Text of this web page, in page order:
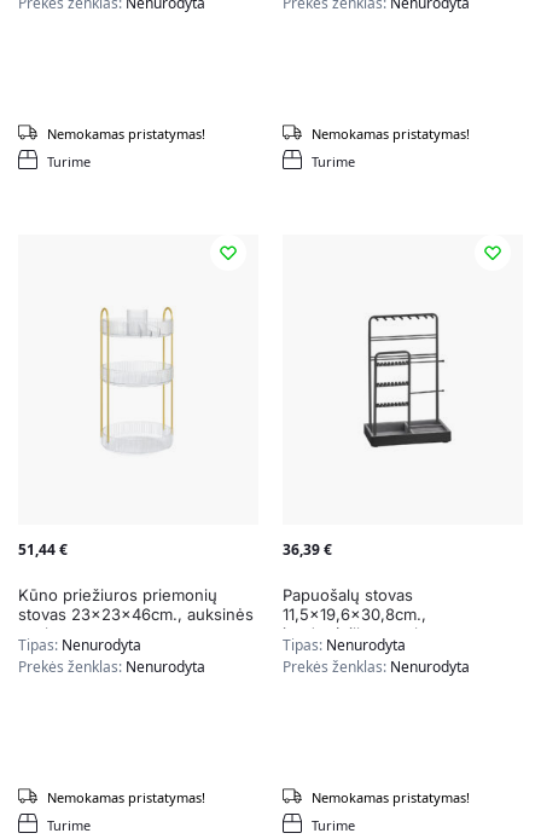
Turime
Nemokamas pristatymas!
Turime
Nemokamas pristatymas!
51,44€
Kūno priežiuros priemonių
stovas 23x23x46cm., auksinės
spalvos
Tipas: Nenurodyta
Prekės ženklas: Nenurodyta
Turime
Nemokamas pristatymas!
36,39€
Papuošalų stovas
11,5×19,6×30,8cm.,
juodos/pilkos spalvos
Tipas: Nenurodyta
Prekės ženklas: Nenurodyta
Turime
Nemokamas pristatymas!